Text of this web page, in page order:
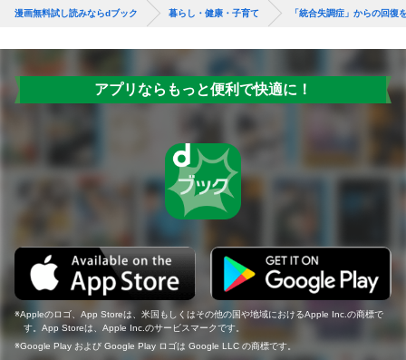
漫画無料試し読みならdブック 暮らし・健康・子育て 「統合失調症」からの回復
アプリならもっと便利で快適に！
Appleのロゴ、App Storeは、米国もしくはその他の国や地域におけるApple Inc.の商標で
す。App Storeは、Apple Inc.のサービスマークです。
Google Play および Google Play ロゴは Google LLC の商標です。